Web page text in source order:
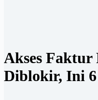
Akses Faktur
Diblokir, Ini